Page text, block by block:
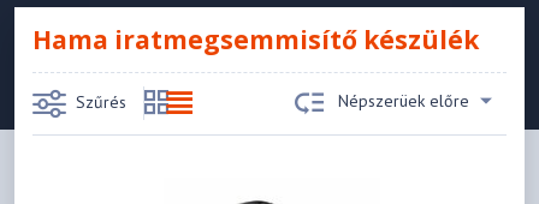
Hama iratmegsemmisítő készülék
Szűrés Népszerüek előre